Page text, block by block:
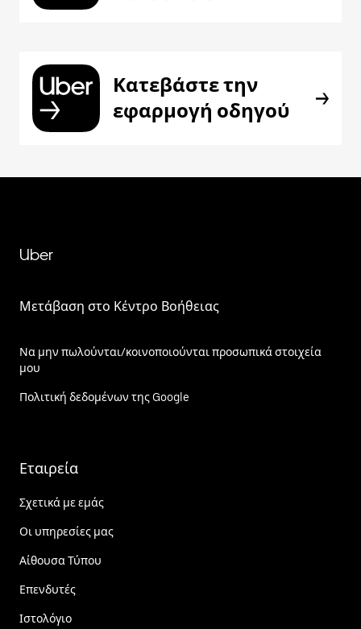
Κατεβάστε την
εφαρμογή οδηγού
Uber
Μετάβαση στο Κέντρο Βοήθειας
Να μην πωλούνται/κοινοποιούνται προσωπικά στοιχεία
μου
Πολιτική δεδομένων της Google
Εταιρεία
Σχετικά με εμάς
Οι υπηρεσίες μας
Αίθουσα Τύπου
Επενδυτές
Ιστολόγιο